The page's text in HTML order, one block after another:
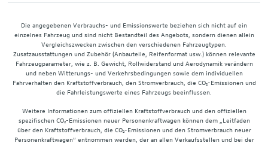
Die angegebenen Verbrauchs- und Emissionswerte beziehen sich nicht auf ein
einzelnes Fahrzeug und sind nicht Bestandteil des Angebots, sondern dienen allein
Vergleichszwecken zwischen den verschiedenen Fahrzeugtypen.
Zusatzausstattungen und Zubehör (Anbauteile, Reifenformat usw.) können relevante
Fahrzeugparameter, wie z. B. Gewicht, Rollwiderstand und Aerodynamik verändern
und neben Witterungs- und Verkehrsbedingungen sowie dem individuellen
Fahrverhalten den Kraftstoffverbrauch, den Stromverbrauch, die CO₂-Emissionen und
die Fahrleistungswerte eines Fahrzeugs beeinflussen.
Weitere Informationen zum offiziellen Kraftstoffverbrauch und den offiziellen
spezifischen CO₂-Emissionen neuer Personenkraftwagen können dem „Leitfaden
über den Kraftstoffverbrauch, die CO₂-Emissionen und den Stromverbrauch neuer
Personenkraftwagen“ entnommen werden, der an allen Verkaufsstellen und bei der